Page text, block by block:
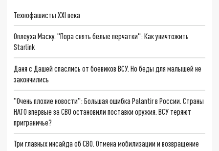
Технофашисты XXI века
Оплеуха Маску. "Пора снять белые перчатки": Как уничтожить
Starlink
Даня с Дашей спаслись от боевиков ВСУ. Но беды для малышей не
закончились
"Очень плохие новости": Большая ошибка Palantir в России. Страны
НАТО впервые за СВО остановили поставки оружия. ВСУ теряют
приграничье?
Три главных инсайда об СВО. Отмена мобилизации и возвращение